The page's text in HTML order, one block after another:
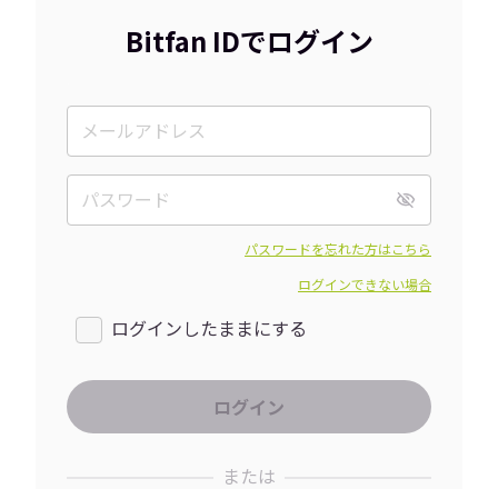
Bitfan IDでログイン
パスワードを忘れた方はこちら
ログインできない場合
ログインしたままにする
または